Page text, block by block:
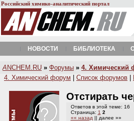
Российский химико-аналитический портал
НОВОСТИ БИБЛИОТЕКА
A NCHEM.RU » Форумы » 4. Химический
4. Химический форум
Список форумов
Отстирать
Ответов в этой теме: 16
Страница: 1 2
«« назад || далее »»